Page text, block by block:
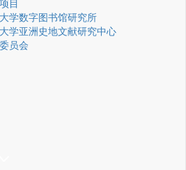
目
学数字图书馆研究所
学亚洲史地文献研究中心
员会